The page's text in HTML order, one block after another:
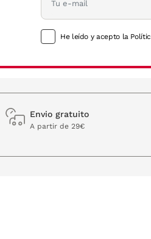
He leído y acepto la
Envio gratuito
A partir de 29€